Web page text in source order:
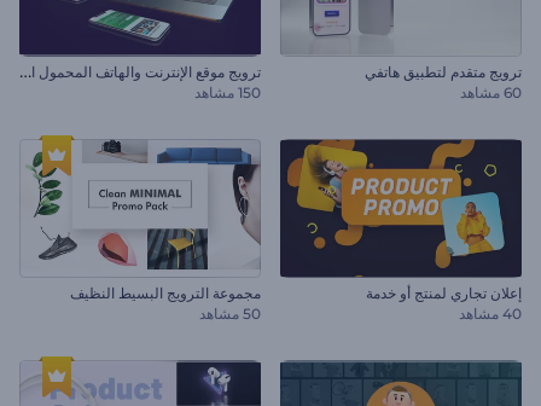
ترويج متقدم لتطبيق هاتفي
60 مشاهد
ت
رويج موقع الإنترنت والهاتف المحمول الواقعى
150 مشاهد
إعلان تجاري لمنتج أو خدمة
40 مشاهد
مجموعة الترويج البسيط النظيف
50 مشاهد